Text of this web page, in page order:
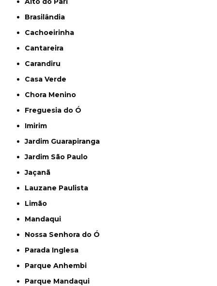
Brasilândia
Cachoeirinha
Cantareira
Carandiru
Casa Verde
Chora Menino
Freguesia do Ó
Imirim
Jardim Guarapiranga
Jardim São Paulo
Jaçanã
Lauzane Paulista
Limão
Mandaqui
Nossa Senhora do Ó
Parada Inglesa
Parque Anhembi
Parque Mandaqui